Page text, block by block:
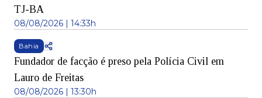
TJ-BA
08/08/2026 | 14:33h
Bahia
Fundador de facção é preso pela Polícia Civil em
Lauro de Freitas
08/08/2026 | 13:30h